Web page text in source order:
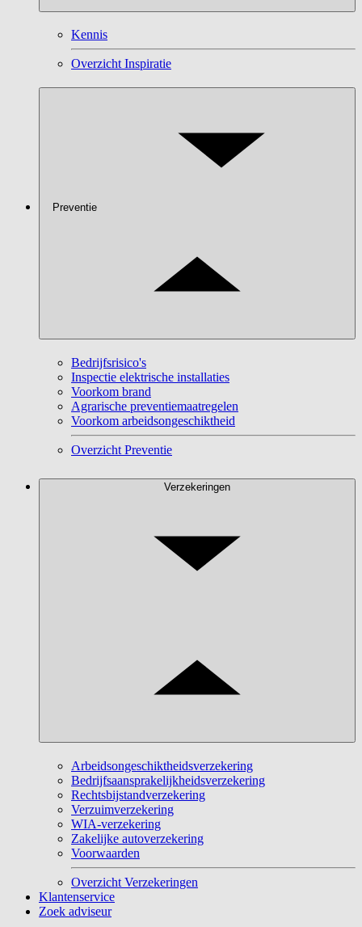
Kennis
Overzicht Inspiratie
Preventie
Bedrijfsrisico's
Inspectie elektrische installaties
Voorkom brand
Agrarische preventiemaatregelen
Voorkom arbeidsongeschiktheid
Overzicht Preventie
Verzekeringen
Arbeidsongeschiktheidsverzekering
Bedrijfsaansprakelijkheidsverzekering
Rechtsbijstandverzekering
Verzuimverzekering
WIA-verzekering
Zakelijke autoverzekering
Voorwaarden
Overzicht Verzekeringen
Klantenservice
Zoek adviseur